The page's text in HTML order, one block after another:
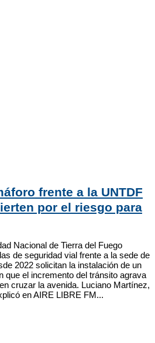
frente a la UNTDF
por el riesgo para
Nacional de Tierra del Fuego
de seguridad vial frente a la sede de
2022 solicitan la instalación de un
que el incremento del tránsito agrava
cruzar la avenida. Luciano Martínez,
en AIRE LIBRE FM...